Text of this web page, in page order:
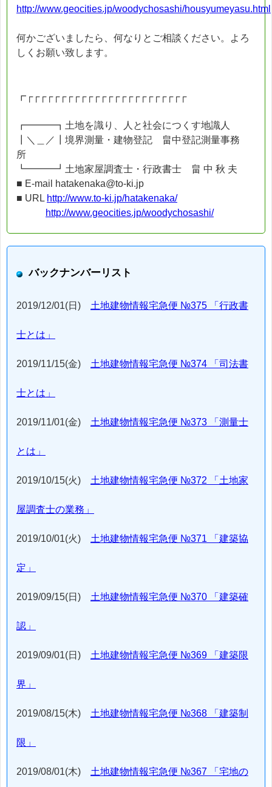
http://www.geocities.jp/woodychosashi/housyumeyasu.html
何かございましたら、何なりとご相談ください。よろ
しくお願い致します。
┏┌┌┌┌┌┌┌┌┌┌┌┌┌┌┌┌┌┌┌┌┌┌┌┌
┏━━━┓土地を識り、人と社会につくす地識人
┃＼＿／┃境界測量・建物登記 畠中登記測量事務
所
┗━━━┛土地家屋調査士・行政書士 畠 中 秋 夫
■ E-mail hatakenaka@to-ki.jp
■ URL http://www.to-ki.jp/hatakenaka/
http://www.geocities.jp/woodychosashi/
バックナンバーリスト
2019/12/01(日) 土地建物情報宅急便 №375 「行政書
士とは」
2019/11/15(金) 土地建物情報宅急便 №374 「司法書
士とは」
2019/11/01(金) 土地建物情報宅急便 №373 「測量士
とは」
2019/10/15(火) 土地建物情報宅急便 №372 「土地家
屋調査士の業務」
2019/10/01(火) 土地建物情報宅急便 №371 「建築協
定」
2019/09/15(日) 土地建物情報宅急便 №370 「建築確
認」
2019/09/01(日) 土地建物情報宅急便 №369 「建築限
界」
2019/08/15(木) 土地建物情報宅急便 №368 「建築制
限」
2019/08/01(木) 土地建物情報宅急便 №367 「宅地の